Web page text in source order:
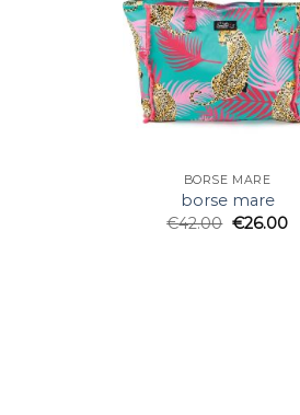
BORSE MARE
borse mare
€42.00 €26.00